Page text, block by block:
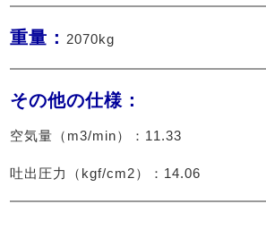
重量： 2070kg
その他の仕様：
空気量（m3/min）：11.33
吐出圧力（kgf/cm2）：14.06